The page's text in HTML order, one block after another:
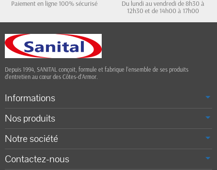
Paiement en ligne 100% sécurisé
Du lundi au vendredi de 8h30 à
12h30 et de 14h00 à 17h00
Depuis 1994, SANITAL conçoit, formule et fabrique l’ensemble de ses produits
d’entretien au cœur des Côtes-d’Armor.
Informations
Nos produits
Notre société
Contactez-nous